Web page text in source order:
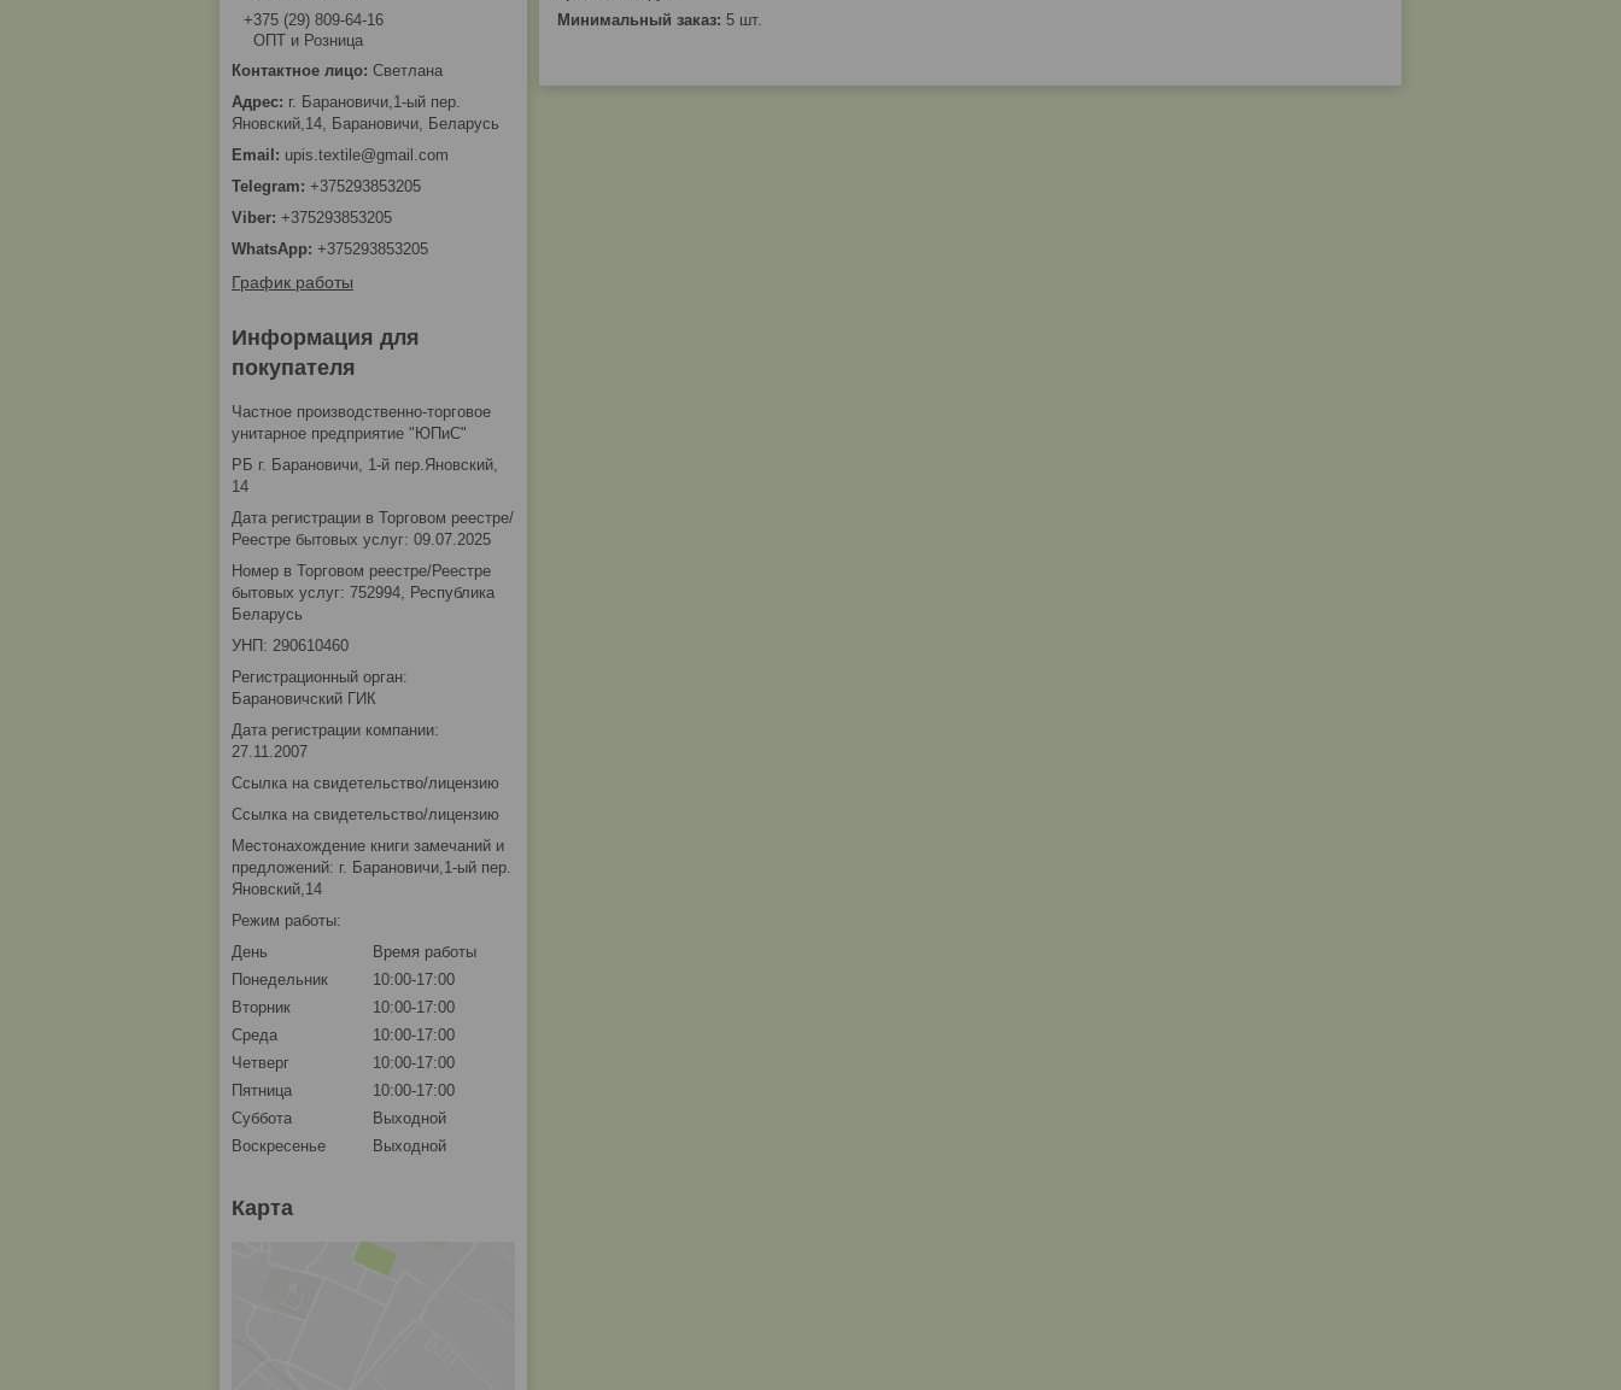
Минимальный заказ: 5 шт.
+375 (29) 809-64-16
ОПТ и Розница
Светлана
г. Барановичи,1-ый пер.
Яновский,14, Барановичи, Беларусь
upis.textile@gmail.com
+375293853205
+375293853205
+375293853205
График работы
Информация для
покупателя
Частное производственно-торговое
унитарное предприятие "ЮПиС"
РБ г. Барановичи, 1-й пер.Яновский,
14
Дата регистрации в Торговом реестре/
Реестре бытовых услуг: 09.07.2025
Номер в Торговом реестре/Реестре
бытовых услуг: 752994, Республика
Беларусь
УНП: 290610460
Регистрационный орган:
Барановичский ГИК
Дата регистрации компании:
27.11.2007
Ссылка на свидетельство/лицензию
Ссылка на свидетельство/лицензию
Местонахождение книги замечаний и
предложений: г. Барановичи,1-ый пер.
Яновский,14
Режим работы:
День
Время работы
Понедельник
10:00-17:00
Вторник
10:00-17:00
Среда
10:00-17:00
Четверг
10:00-17:00
Пятница
10:00-17:00
Суббота
Выходной
Воскресенье
Выходной
Карта